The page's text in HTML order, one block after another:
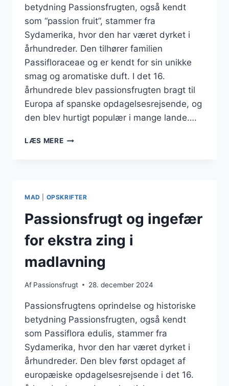
betydning Passionsfrugten, også kendt
som “passion fruit”, stammer fra
Sydamerika, hvor den har været dyrket i
århundreder. Den tilhører familien
Passifloraceae og er kendt for sin unikke
smag og aromatiske duft. I det 16.
århundrede blev passionsfrugten bragt til
Europa af spanske opdagelsesrejsende, og
den blev hurtigt populær i mange lande….
LÆS MEREPASSIONSFRUGT
MAD OPSKRIFTER
Passionsfrugt og ingefær
for ekstra zing i
madlavning
Af Passionsfrugt 28. december 2024
Passionsfrugtens oprindelse og historiske
betydning Passionsfrugten, også kendt
som Passiflora edulis, stammer fra
Sydamerika, hvor den har været dyrket i
århundreder. Den blev først opdaget af
europæiske opdagelsesrejsende i det 16.